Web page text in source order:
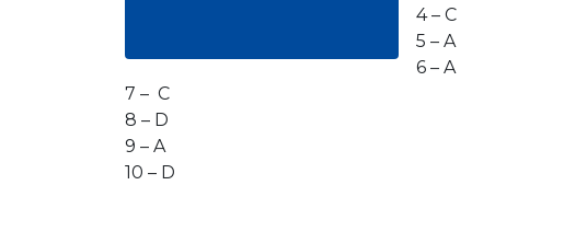
4 – C
5 – A
6 – A
7 – C
8 – D
9 – A
10 – D